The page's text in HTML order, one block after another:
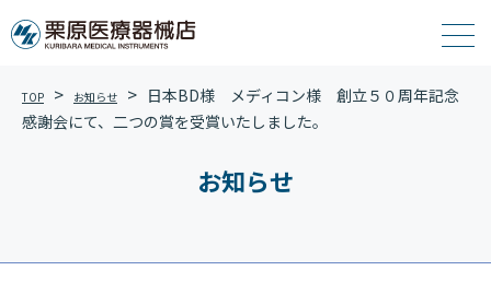
TOP お知らせ
日本BD様 メディコン様 創立５０周年記念
感謝会にて、二つの賞を受賞いたし ま し た 。
お知らせ